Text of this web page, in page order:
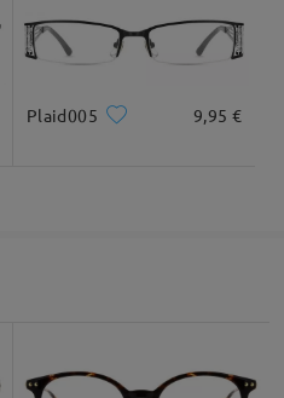
Longitud de Patillas
Plaid005 9,95 €